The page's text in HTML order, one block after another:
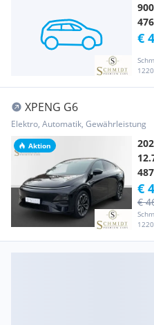
900
476
€
Aktion
XPENG G6
Elektro, Automatik, Gewährleistung
487
€
€